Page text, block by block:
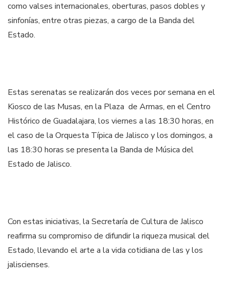
como valses internacionales, oberturas, pasos dobles y
sinfonías, entre otras piezas, a cargo de la Banda del
Estado.
Estas serenatas se realizarán dos veces por semana en el
Kiosco de las Musas, en la Plaza de Armas, en el Centro
Histórico de Guadalajara, los viernes a las 18:30 horas, en
el caso de la Orquesta Típica de Jalisco y los domingos, a
las 18:30 horas se presenta la Banda de Música del
Estado de Jalisco.
Con estas iniciativas, la Secretaría de Cultura de Jalisco
reafirma su compromiso de difundir la riqueza musical del
Estado, llevando el arte a la vida cotidiana de las y los
jaliscienses.